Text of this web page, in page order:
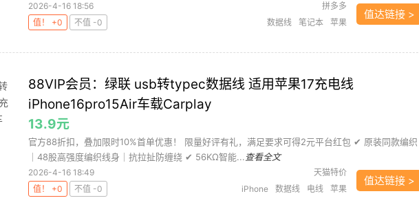
2026-4-16 18:56
拼多多
值！ +0
不值 -0 数据线 笔记本 苹果
值达链接 >
88VIP会员：绿联 usb转typec数据线 适用苹果17充电线
iPhone16pro15Air车载Carplay
13.9元
官方88折扣，叠加限时10%首单优惠！ 限量好评有礼，满足要求可得2元平台红包 ✔ 原装同款编织
｜48股高强度编织线身｜抗拉扯防缠绕 ✔ 56KΩ智能... 查看全文
2026-4-16 18:49
天猫特价
值！ +0
不值 -0 iPhone 数据线 电线 苹果
值达链接 >